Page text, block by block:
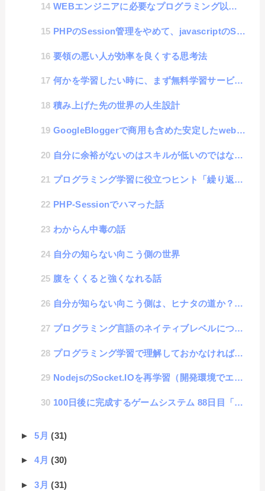
WEBエンジニアに必要なプログラミング以外のスキル
PHPのSession管理をやめて、javascriptのSessionStorageを採用した技術的な話
要領の悪い人が効率を良くする思考法
何かを学習したい時に、まず無料学習サービスを使わない人が、何をやっても学習できない事がわかった話
積み上げた先の世界の人生設計
GoogleBloggerで商用も含めた安定したwebサイト制作を求めて
自分に余裕がないのはスキルが低いのではなく、「○○」という悪魔の言葉を言ってしまうから
プログラミング学習に役立つヒント「繰り返しの学習」
PHP-Sessionでハマった話
わからん中毒の話
自分の知らない向こう側の世界
腹をくくると強くなれる話
自分が知らない向こう側は、ヒナタの道か？イバラの道か？
プログラミング言語のネイティブレベルについて
プログラミング学習で理解しておかなければいけない「ネガティブわからない」と「ポジティブわからない」
NodejsのSocket.IOを再学習（開発環境でエラーを出さないために）
100日後に完成するゲームシステム 88日目「路線変更」
►5月(31)
►4月(30)
►3月(31)